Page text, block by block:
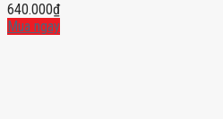
640.000₫
Mua ngay